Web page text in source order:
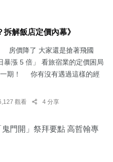
拆解飯店定價內幕》
房價降了 大家還是搶著飛國
漲 5 倍」 看旅宿業的定價困局
一期！ 你有沒有遇過這樣的經
觀看 4 分享